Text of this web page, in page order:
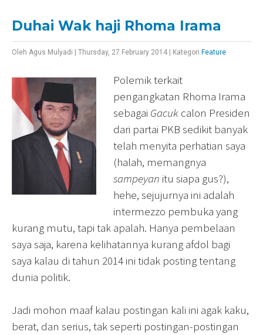
Duhai Wak haji Rhoma Irama
Oleh Agus Mulyadi Thursday, 27 February 2014 Kategori Feature
Polemik terkait
pengangkatan Rhoma Irama
sebagai Gacukcalon Presiden
dari partai PKB sedikit banyak
telah menyita perhatian saya
(halah, memangnya
sampeyan itu siapa gus?),
hehe, sejujurnya ini adalah
intermezzo pembuka yang
kurang mutu, tapi tak apalah. Hanya pembelaan
saya saja, karena kelihatannya kurang afdol bagi
saya kalau di tahun 2014 ini tidak posting tentang
dunia politik.
Jadi mohon maaf kalau postingan kali ini agak kaku,
berat, dan serius, tak seperti postingan-postingan